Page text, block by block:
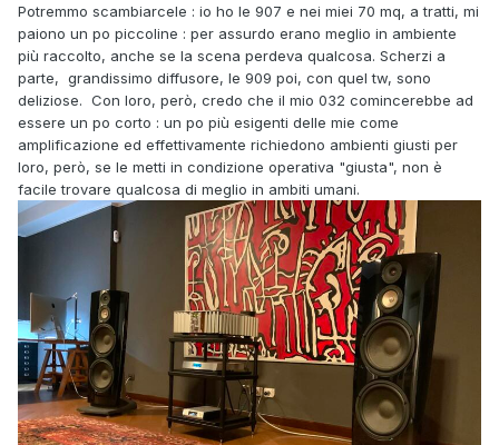
Potremmo scambiarcele : io ho le 907 e nei miei 70 mq, a tratti, mi
paiono un po piccoline : per assurdo erano meglio in ambiente
più raccolto, anche se la scena perdeva qualcosa. Scherzi a
parte, grandissimo diffusore, le 909 poi, con quel tw, sono
deliziose. Con loro, però, credo che il mio 032 comincerebbe ad
essere un po corto : un po più esigenti delle mie come
amplificazione ed effettivamente richiedono ambienti giusti per
loro, però, se le metti in condizione operativa "giusta", non è
facile trovare qualcosa di meglio in ambiti umani.